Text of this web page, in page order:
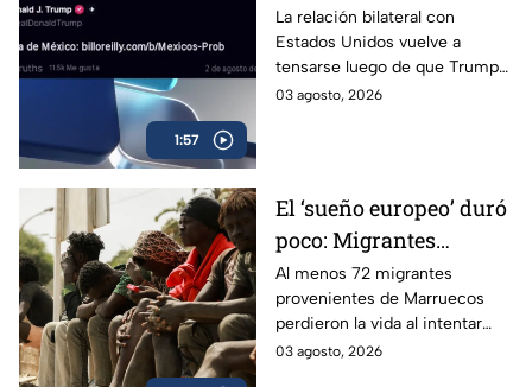
1:57
Trump cuestiona
estrategia contra el
narcotráfico
La relación bilateral con
Estados Unidos vuelve a
tensarse luego de que Trump
aseguró que “el problema es
03 agosto, 2026
El ‘sueño europeo’ duró
poco: Migrantes
regresan a Marruecos
Al menos 72 migrantes
provenientes de Marruecos
perdieron la vida al intentar
superar las rompeolas y la valla
03 agosto, 2026